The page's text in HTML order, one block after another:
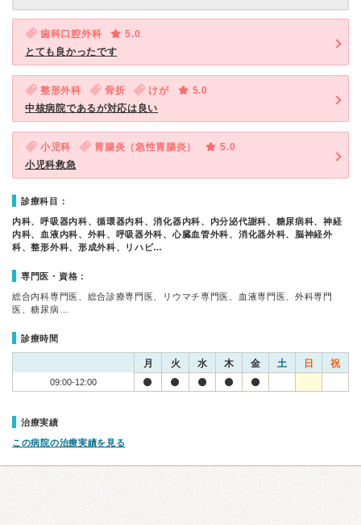
歯科口腔外科
5.0
とても良かったです
整形外科 骨折 けが
5.0
中核病院であるが対応は良い
小児科 胃腸炎（急性胃腸炎）
5.0
小児科救急
診療科目：
内科、呼吸器内科、循環器内科、消化器内科、内分泌代謝科、糖尿病科、神経
内科、血液内科、外科、呼吸器外科、心臓血管外科、消化器外科、脳神経外
科、整形外科、形成外科、リハビ…
専門医・資格：
総合内科専門医、総合診療専門医、リウマチ専門医、血液専門医、外科専門
医、糖尿病…
診療時間
月 火 水 木 金 土 日 祝
09:00-12:00
治療実績
この病院の治療実績を見る